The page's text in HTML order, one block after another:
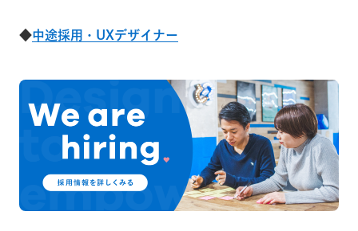
◆中途採用・UXデザイナー